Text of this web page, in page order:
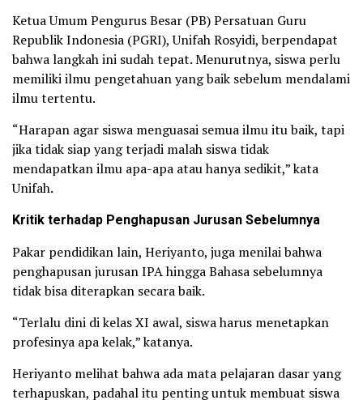
Ketua Umum Pengurus Besar (PB) Persatuan Guru
Republik Indonesia (PGRI), Unifah Rosyidi, berpendapat
bahwa langkah ini sudah tepat. Menurutnya, siswa perlu
memiliki ilmu pengetahuan yang baik sebelum mendalami
ilmu tertentu.
“Harapan agar siswa menguasai semua ilmu itu baik, tapi
jika tidak siap yang terjadi malah siswa tidak
mendapatkan ilmu apa-apa atau hanya sedikit,” kata
Unifah.
Kritik terhadap Penghapusan Jurusan Sebelumnya
Pakar pendidikan lain, Heriyanto, juga menilai bahwa
penghapusan jurusan IPA hingga Bahasa sebelumnya
tidak bisa diterapkan secara baik.
“Terlalu dini di kelas XI awal, siswa harus menetapkan
profesinya apa kelak,” katanya.
Heriyanto melihat bahwa ada mata pelajaran dasar yang
terhapuskan, padahal itu penting untuk membuat siswa